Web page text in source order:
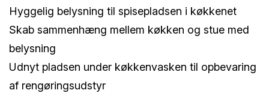
Hyggelig belysning til spisepladsen i køkkenet
Skab sammenhæng mellem køkken og stue med
belysning
Udnyt pladsen under køkkenvasken til opbevaring
af rengøringsudstyr